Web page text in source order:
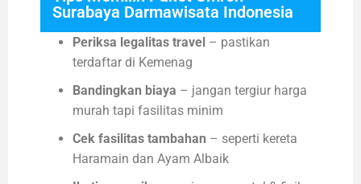
Surabaya Darmawisata Indonesia
Periksa legalitas travel – pastikan
terdaftar di Kemenag
Bandingkan biaya – jangan tergiur harga
murah tapi fasilitas minim
Cek fasilitas tambahan – seperti kereta
Haramain dan Ayam Albaik